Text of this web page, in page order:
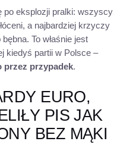
po eksplozji pralki: wszyscy
a najbardziej krzyczy
bębna. To właśnie jest
kiedyś partii w Polsce –
przez przypadek.
EURO,
PIS JAK
BEZ MĄKI